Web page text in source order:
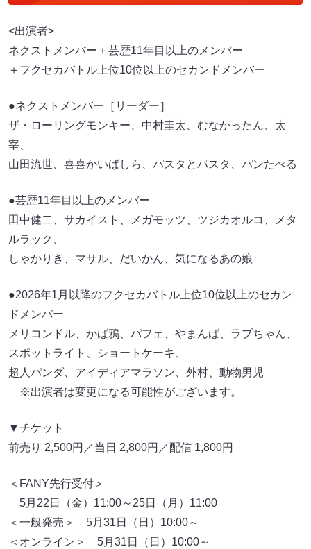
<出演者>
ネクストメンバー＋芸歴11年目以上のメンバー
＋フクセカバトル上位10位以上のセカンドメンバー
●ネクストメンバー［リーダー］
ザ・ローリングモンキー、中村圭太、むなかったん、太
宰、
山田流世、喜喜かいばしら、パスタとパスタ、パンたべる
●芸歴11年目以上のメンバー
田中健二、サカイスト、メガモッツ、ツジカオルコ、メタ
ルラック、
しゃかりき、マサル、だいかん、気になるあの娘
●2026年1月以降のフクセカバトル上位10位以上のセカン
ドメンバー
メリコンドル、かば鴉、パフェ、やまんば、ラブちゃん、
スポットライト、ショートケーキ、
超人パンダ、アイディアマラソン、外村、動物男児
※出演者は変更になる可能性がございます。
▼チケット
前売り 2,500円／当日 2,800円／配信 1,800円
＜FANY先行受付＞
5月22日（金）11:00～25日（月）11:00
＜一般発売＞ 5月31日（日）10:00～
＜オンライン＞ 5月31日（日）10:00～